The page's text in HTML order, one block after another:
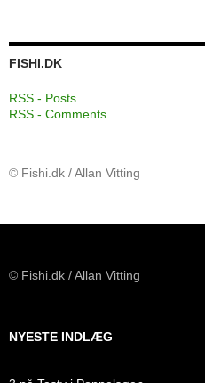
FISHI.DK
RSS - Posts
RSS - Comments
© Fishi.dk / Allan Vitting
© Fishi.dk / Allan Vitting
NYESTE INDLÆG